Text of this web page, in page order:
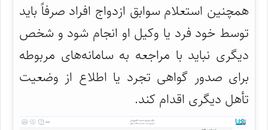
همچنین استعلام سوابق ازدواج افراد صرفاً باید
توسط خود فرد یا وکیل او انجام شود و شخص
دیگری نباید با مراجعه به سامانه‌های مربوطه
برای صدور گواهی تجرد یا اطلاع از وضعیت
تأهل دیگری اقدام کند.